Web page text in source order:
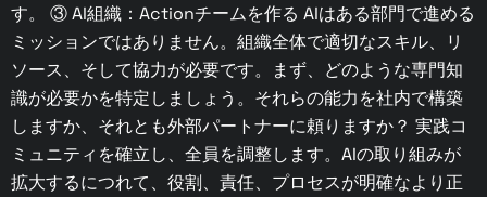
す。 ③ AI組織：Actionチームを作る AIはある部門で進める
ミッションではありません。組織全体で適切なスキル、リ
ソース、そして協力が必要です。まず、どのような専門知
識が必要かを特定しましょう。それらの能力を社内で構築
しますか、それとも外部パートナーに頼りますか？ 実践コ
ミュニティを確立し、全員を調整します。AIの取り組みが
拡大するにつれて、役割、責任、プロセスが明確なより正